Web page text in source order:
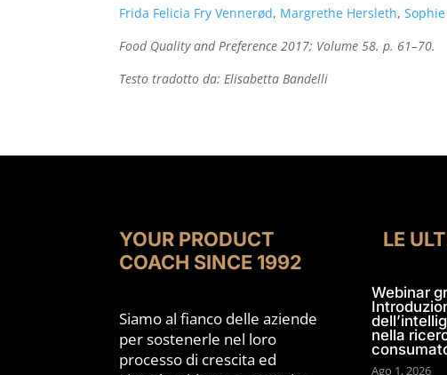
Frida Felicia Fry Vennerød, Margrethe Hersleth,
Food Quality and Preference 2017; Volume 58. p. 61–70.
Testo tradotto da: Elisabetta Bandelli
YOUR PRODUCT
COACH SINCE 1992
Siamo al fianco delle aziende
per sostenerle nel loro
processo di crescita ed
LE
Webinar
nella
Ago 1, 2026